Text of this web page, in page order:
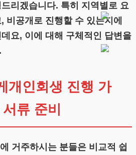
리겠습니다. 특히 지역별로 요
비공개로 진행할 수 있는지에
요, 이에 대해 구체적인 답변을
개인회생 진행 가
류 준비
거주하시는 분들은 비교적 쉽